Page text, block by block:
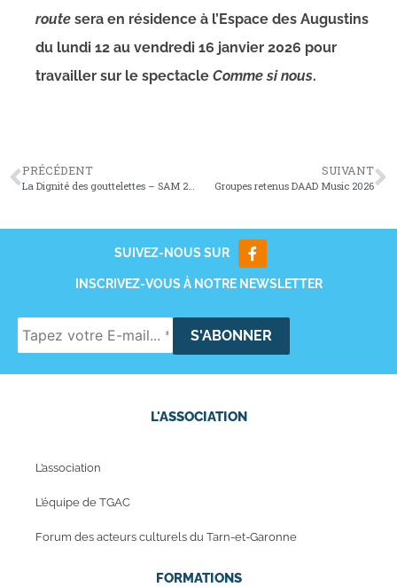
route sera en résidence à l’Espace des Augustins
du lundi 12 au vendredi 16 janvier 2026 pour
travailler sur le spectacle Comme si nous.
PRÉCÉDENT
La Dignité des gouttelettes – SAM 24 JANVIER 2026
SUIVANT
Groupes retenus DAAD Music 2026
SUIVEZ-NOUS SUR
INSCRIVEZ-VOUS À NOTRE NEWSLETTER
L'ASSOCIATION
L’association
L’équipe de TGAC
Forum des acteurs culturels du Tarn-et-Garonne
FORMATIONS